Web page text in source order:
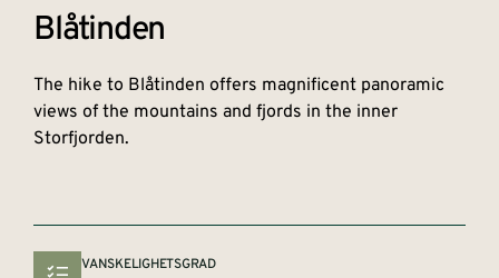
Blåtinden
The hike to Blåtinden offers magnificent panoramic
views of the mountains and fjords in the inner
Storfjorden.
VANSKELIGHETSGRAD